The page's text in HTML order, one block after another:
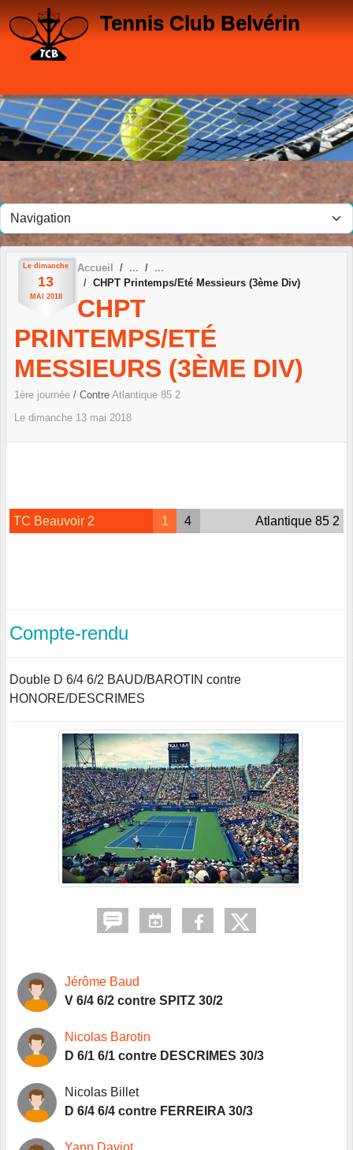
Tennis Club Belvérin
Le dimanche
13
MAI 2018
Accueil
CHPT Printemps/Eté Messieurs (3ème Div)
CHPT
PRINTEMPS/ETÉ
MESSIEURS (3ÈME DIV)
1ère journée / Contre Atlantique 85 2
Le dimanche 13 mai 2018
TC Beauvoir 2 1 4 Atlantique 85 2
Compte-rendu
Double D 6/4 6/2 BAUD/BAROTIN contre
HONORE/DESCRIMES
Jérôme Baud
V 6/4 6/2 contre SPITZ 30/2
Nicolas Barotin
D 6/1 6/1 contre DESCRIMES 30/3
Nicolas Billet
D 6/4 6/4 contre FERREIRA 30/3
Yann Daviot
Panneau de gestion des cookies